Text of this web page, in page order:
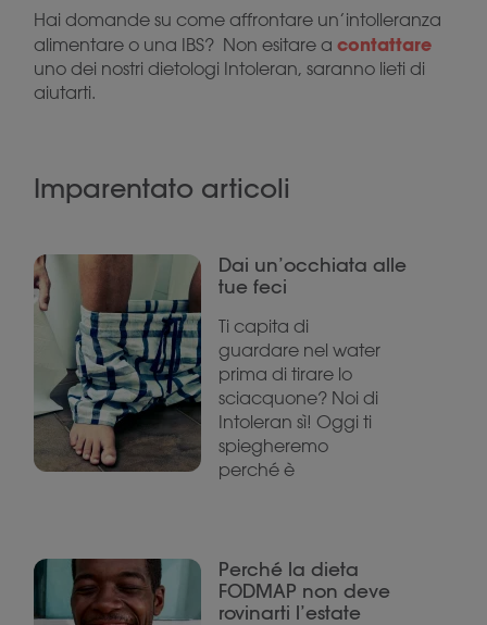
Hai domande su come affrontare un’intolleranza
alimentare o una IBS? Non esitare a contattare
uno dei nostri dietologi Intoleran, saranno lieti di
aiutarti.
Imparentato articoli
Dai un’occhiata alle
tue feci
Ti capita di
guardare nel water
prima di tirare lo
sciacquone? Noi di
Intoleran sì! Oggi ti
spiegheremo
perché è
Perché la dieta
FODMAP non deve
rovinarti l’estate